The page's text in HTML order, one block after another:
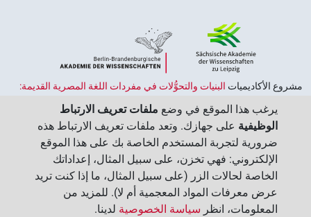
مشروع الأكاديميات ‏ البنيات والتحوُّلات في مفردات اللغة المصرية القديمة:
الممول من قبل الحكومة الاتحادية وحكومات الولايات بجمهورية ألمانيا
الاتحادية، وهو يهدف إلى الحفاظ على تراثنا الثقافي واسترجاعه واستكشافه.
يُنسَّق البرنامج من قِبلاتحاد الأكاديميات الألمانية للعلوم والإنسانيات‏.
يرغب هذا الموقع في وضع ملفات تعريف الارتباط
الوظيفية على جهازك. وتعد ملفات تعريف الارتباط هذه
ضرورية لتجربة المستخدم الخاصة بك على هذا الموقع
الإلكتروني: فهي تخزن، على سبيل المثال، إعداداتك
الخاصة لحالات الزر (على سبيل المثال، ما إذا كنت تريد
عرض معرفات المواد المعجمية أم لا). للمزيد من
المعلومات، انظر سياسة الخصوصية لدينا.‏